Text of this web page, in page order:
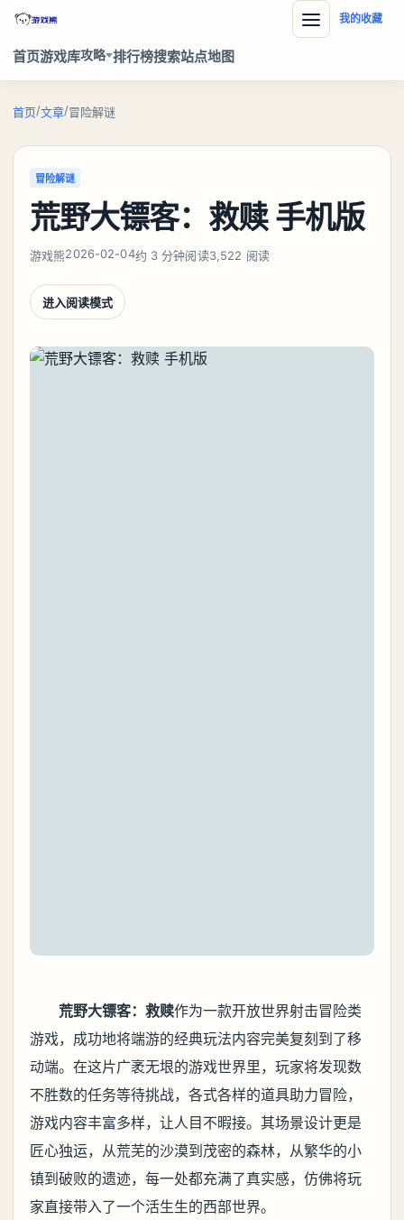
首页游戏库攻略 排行榜搜索站点地图
我的收藏
首页/文章/冒险解谜
冒险解谜
荒野大镖客：救赎 手机版
游戏熊2026-02-04约 3 分钟阅读3,522 阅读
进入阅读模式
荒野大镖客：救赎作为一款开放世界射击冒险类
游戏，成功地将端游的经典玩法内容完美复刻到了移
动端。在这片广袤无垠的游戏世界里，玩家将发现数
不胜数的任务等待挑战，各式各样的道具助力冒险，
游戏内容丰富多样，让人目不暇接。其场景设计更是
匠心独运，从荒芜的沙漠到茂密的森林，从繁华的小
镇到破败的遗迹，每一处都充满了真实感，仿佛将玩
家直接带入了一个活生生的西部世界。